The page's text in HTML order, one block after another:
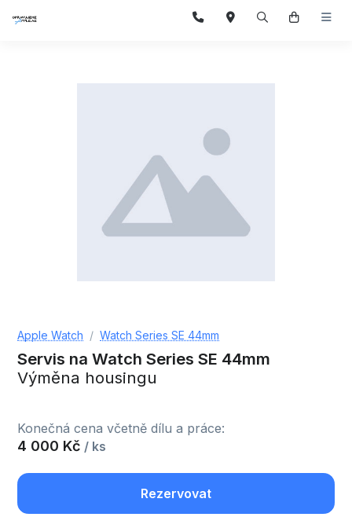
Apple Watch Watch Series SE 44mm
Servis na Watch Series SE 44mm
Výměna housingu
Konečná cena včetně dílu a práce:
4 000 Kč / ks
Rezervovat